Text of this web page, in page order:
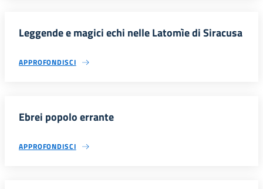
Leggende e magici echi nelle Latomìe di Siracusa
APPROFONDISCI
Ebrei popolo errante
APPROFONDISCI